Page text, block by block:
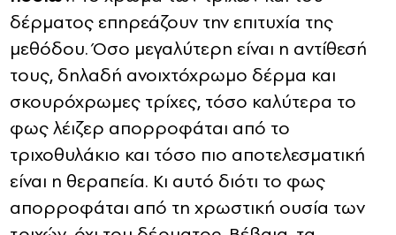
δέρματος επηρεάζουν την επιτυχία της
μεθόδου. Όσο μεγαλύτερη είναι η αντίθεσή
τους, δηλαδή ανοιχτόχρωμο δέρμα και
σκουρόχρωμες τρίχες, τόσο καλύτερα το
φως λέιζερ απορροφάται από το
τριχοθυλάκιο και τόσο πιο αποτελεσματική
είναι η θεραπεία. Κι αυτό διότι το φως
απορροφάται από τη χρωστική ουσία των